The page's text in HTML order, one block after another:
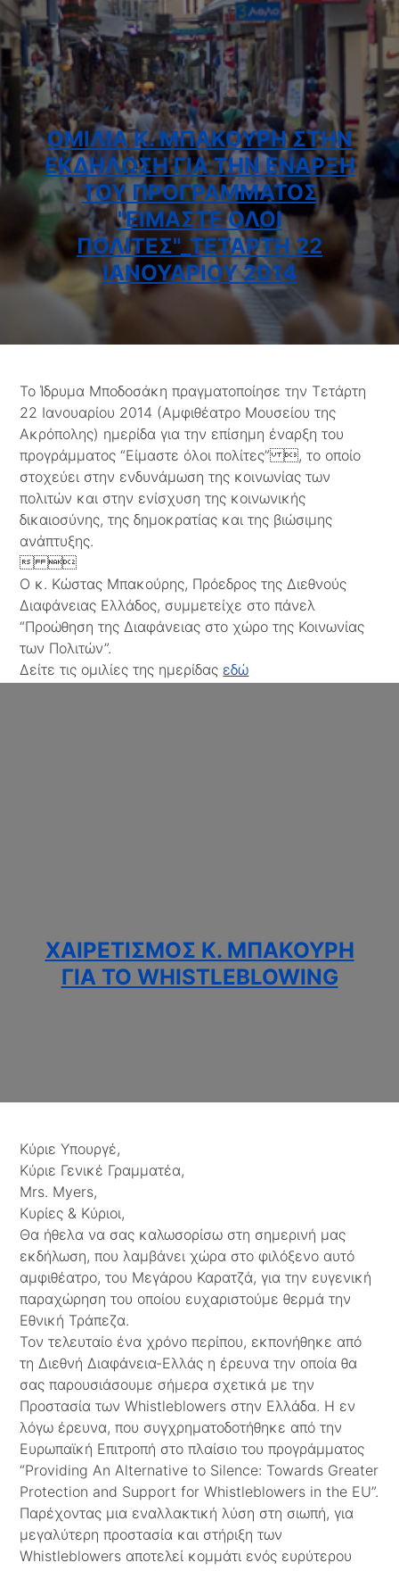
ΟΜΙΛΊΑ Κ. ΜΠΑΚΟΎΡΗ ΣΤΗΝ
ΕΚΔΉΛΩΣΗ ΓΙΑ ΤΗΝ ΈΝΑΡΞΗ
ΤΟΥ ΠΡΟΓΡΆΜΜΑΤΟΣ
"ΕΊΜΑΣΤΕ ΌΛΟΙ
ΠΟΛΊΤΕΣ"_ΤΕΤΆΡΤΗ 22
ΙΑΝΟΥΑΡΊΟΥ 2014
Το Ίδρυμα Μποδοσάκη πραγματοποίησε την Τετάρτη
22 Ιανουαρίου 2014 (Αμφιθέατρο Μουσείου της
Ακρόπολης) ημερίδα για την επίσημη έναρξη του
προγράμματος “Είμαστε όλοι πολίτες” , το οποίο
στοχεύει στην ενδυνάμωση της κοινωνίας των
πολιτών και στην ενίσχυση της κοινωνικής
δικαιοσύνης, της δημοκρατίας και της βιώσιμης
ανάπτυξης.

Ο κ. Κώστας Μπακούρης, Πρόεδρος της Διεθνούς
Διαφάνειας Ελλάδος, συμμετείχε στο πάνελ
“Προώθηση της Διαφάνειας στο χώρο της Κοινωνίας
των Πολιτών”.
Δείτε τις ομιλίες της ημερίδας εδώ
ΧΑΙΡΕΤΙΣΜΌΣ Κ. ΜΠΑΚΟΎΡΗ
ΓΙΑ ΤΟ WHISTLEBLOWING
Κύριε Υπουργέ,
Κύριε Γενικέ Γραμματέα,
Mrs. Myers,
Κυρίες & Κύριοι,
Θα ήθελα να σας καλωσορίσω στη σημερινή μας
εκδήλωση, που λαμβάνει χώρα στο φιλόξενο αυτό
αμφιθέατρο, του Μεγάρου Καρατζά, για την ευγενική
παραχώρηση του οποίου ευχαριστούμε θερμά την
Εθνική Τράπεζα.
Τον τελευταίο ένα χρόνο περίπου, εκπονήθηκε από
τη Διεθνή Διαφάνεια-Ελλάς η έρευνα την οποία θα
σας παρουσιάσουμε σήμερα σχετικά με την
Προστασία των Whistleblowers στην Ελλάδα. Η εν
λόγω έρευνα, που συγχρηματοδοτήθηκε από την
Ευρωπαϊκή Επιτροπή στο πλαίσιο του προγράμματος
“Providing An Alternative to Silence: Towards Greater
Protection and Support for Whistleblowers in the EU”.
Παρέχοντας μια εναλλακτική λύση στη σιωπή, για
μεγαλύτερη προστασία και στήριξη των
Whistleblowers αποτελεί κομμάτι ενός ευρύτερου